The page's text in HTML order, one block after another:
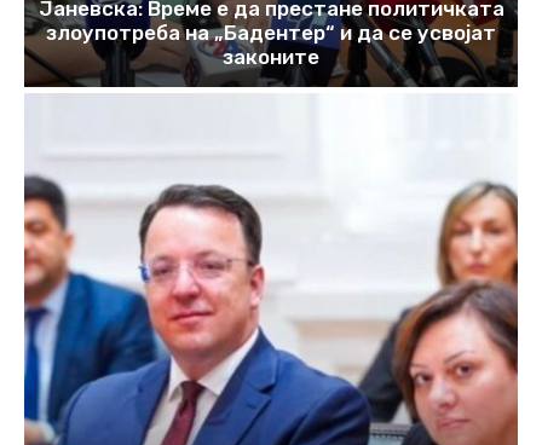
Јаневска: Време е да престане политичката
злоупотреба на „Бадентер“ и да се усвојат
законите